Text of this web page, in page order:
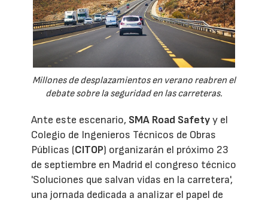
Millones de desplazamientos en verano reabren el
debate sobre la seguridad en las carreteras.
Ante este escenario, SMA Road Safetyy el
Colegio de Ingenieros Técnicos de Obras
Públicas (CITOP) organizarán el próximo 23
de septiembre en Madrid el congreso técnico
'Soluciones que salvan vidas en la carretera',
una jornada dedicada a analizar el papel de